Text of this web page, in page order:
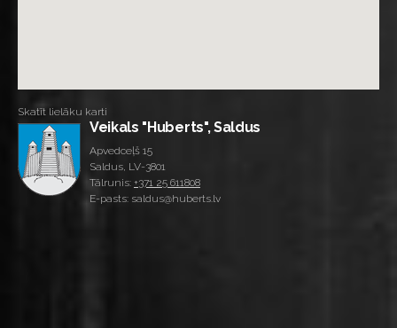
Skatīt lielāku karti
Veikals "Huberts", Saldus
Apvedceļš 15
Saldus, LV-3801
Tālrunis: +371 25 611808
E-pasts: saldus@huberts.lv